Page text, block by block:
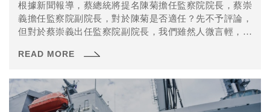
根據新聞報導，蔡總統將提名陳菊擔任監察院院長，蔡崇
義擔任監察院副院長，對於陳菊是否適任？先不予評論，
但對於蔡崇義出任監察院副院長，我們雖然人微言輕，但
（https://www.ettoday.net/news/20200510/1711128.htm）
READ MORE